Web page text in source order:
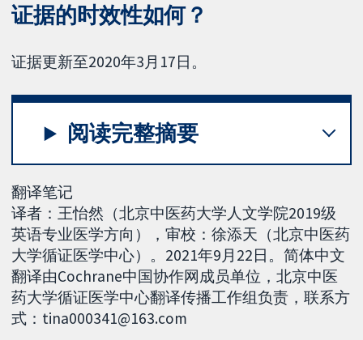
证据的时效性如何？
证据更新至2020年3月17日。
阅读完整摘要
翻译笔记
译者：王怡然（北京中医药大学人文学院2019级
英语专业医学方向），审校：徐添天（北京中医药
大学循证医学中心）。2021年9月22日。简体中文
翻译由Cochrane中国协作网成员单位，北京中医
药大学循证医学中心翻译传播工作组负责，联系方
式：tina000341@163.com